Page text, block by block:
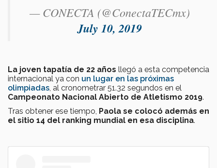
— CONECTA (@ConectaTECmx)
July 10, 2019
La joven tapatía de 22 años llegó a esta competencia
internacional ya con un lugar en las próximas
olimpiadas , al cronometrar 51.32 segundos en el
Campeonato Nacional Abierto de Atletismo 2019.
Tras obtener ese tiempo, Paola se colocó además en
el sitio 14 del ranking mundial en esa disciplina.